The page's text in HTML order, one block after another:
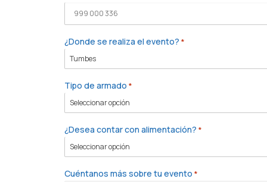
¿Donde se realiza el evento? *
Tipo de armado *
¿Desea contar con alimentación? *
Cuéntanos más sobre tu evento *